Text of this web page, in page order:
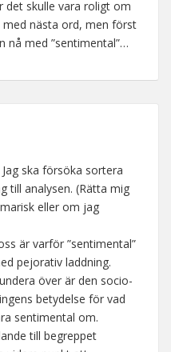
det skulle vara roligt om
nästa ord, men först
nå med ”sentimental”…
ska försöka sortera
till analysen. (Rätta mig
eller om jag
är varför ”sentimental”
pejorativ laddning.
över är den socio-
betydelse för vad
sentimental om.
till begreppet